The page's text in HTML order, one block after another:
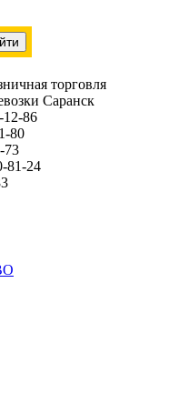
торговля
Саранск
12-86
80
73
81-24